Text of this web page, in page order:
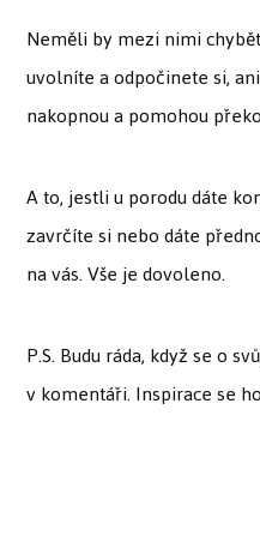
Neměli by mezi nimi
uvolníte a odpočinete si, ani
nakopnou a pomohou
A to, jestli u porodu dáte
zavrčíte si nebo dáte
na vás. Vše je dovoleno.
P.S. Budu ráda, když se o
v komentáři. Inspirace se